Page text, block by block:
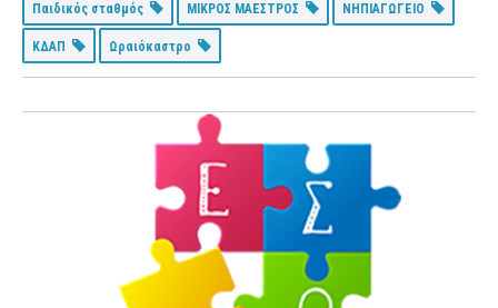
Παιδικός σταθμός ΜΙΚΡΟΣ ΜΑΕΣΤΡΟΣ ΝΗΠΙΑΓΩΓΕΙΟ
ΚΔΑΠ Ωραιόκαστρο